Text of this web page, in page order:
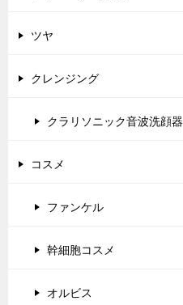
ツヤ
クレンジング
クラリソニック音波洗顔器
コスメ
ファンケル
幹細胞コスメ
オルビス